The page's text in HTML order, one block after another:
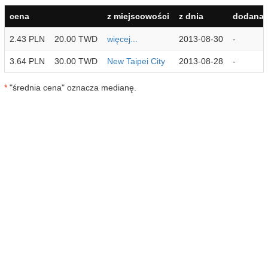
cena z miejscowości z dnia dodana
2.43 PLN 20.00 TWD więcej... 2013-08-30 -
3.64 PLN 30.00 TWD New Taipei City 2013-08-28 -
* "średnia cena" oznacza medianę.